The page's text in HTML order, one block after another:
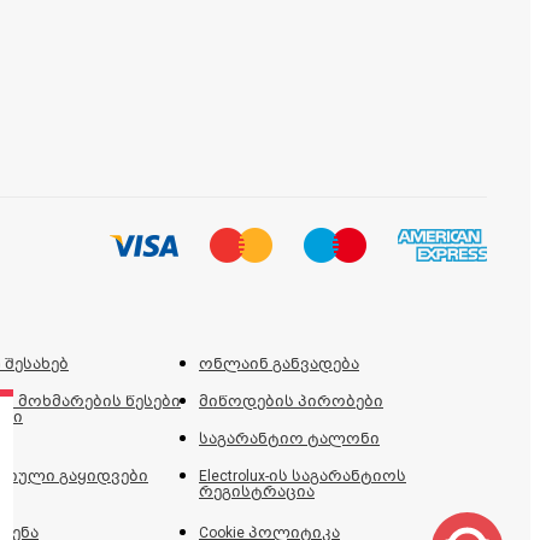
ონლაინ განვადება
მოხმარების წესები მიწოდების პირობები
საგარანტიო ტალონი
გაყიდვები Electrolux-ის საგარანტიოს
რეგისტრაცია
Cookie პოლიტიკა